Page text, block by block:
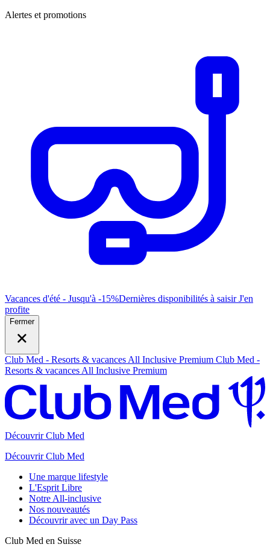
Alertes et promotions
Vacances d'été - Jusqu'à -15%Dernières disponibilités à saisirJ'en
profite
Fermer
Club Med - Resorts & vacances All Inclusive Premium Club Med -
Resorts & vacances All Inclusive Premium
Découvrir Club Med
Découvrir Club Med
Une marque lifestyle
L'Esprit Libre
Notre All-inclusive
Nos nouveautés
Découvrir avec un Day Pass
Club Med en Suisse